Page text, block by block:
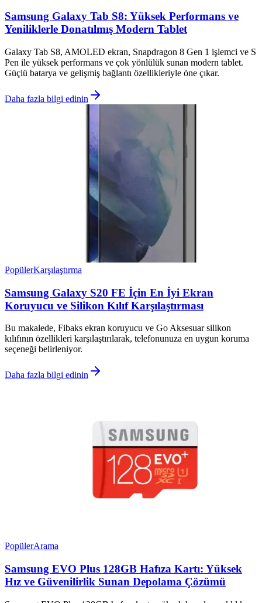
Samsung Galaxy Tab S8: Yüksek Performans ve
Yeniliklerle Donatılmış Modern Tablet
Galaxy Tab S8, AMOLED ekran, Snapdragon 8 Gen 1 işlemci ve S
Pen ile yüksek performans ve çok yönlülük sunan modern tablet.
Güçlü batarya ve gelişmiş bağlantı özellikleriyle öne çıkar.
Daha fazla bilgi edinin
PopülerKarşılaştırma
Samsung Galaxy S20 FE İçin En İyi Ekran
Koruyucu ve Silikon Kılıf Karşılaştırması
Bu makalede, Fibaks ekran koruyucu ve Go Aksesuar silikon
kılıfının özellikleri karşılaştırılarak, telefonunuza en uygun koruma
seçeneği belirleniyor.
Daha fazla bilgi edinin
PopülerArama
Samsung EVO Plus 128GB Hafıza Kartı: Yüksek
Hız ve Güvenilirlik Sunan Depolama Çözümü